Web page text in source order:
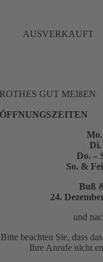
AUSVERKAUFT
ROTHES GUT MEIßEN
ÖFFNUNGSZEITEN
Di.
Do. –
So. &
Buß
24.
und
Bitte beachten Sie, dass
Ihre Anrufe nicht